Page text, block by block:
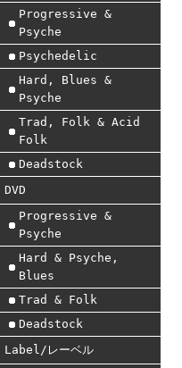
Progressive &
Psyche
Psychedelic
Hard, Blues &
Psyche
Trad, Folk & Acid
Folk
Deadstock
DVD
Progressive &
Psyche
Hard & Psyche,
Blues
Trad & Folk
Deadstock
Label/レーベル